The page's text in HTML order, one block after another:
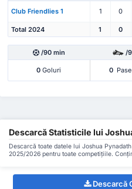
Club Friendlies 1 1 0
Total 2024 1 0
/90 min /
0 Goluri 0
Descarcă Statisticile lui
Descarcă toate datele lui Joshua
2025/2026 pentru toate competițiile.
Descarcă